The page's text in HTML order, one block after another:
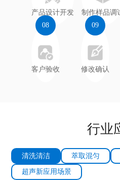
产品设计开发 制作样品调
08
客户验收
09
修改确认
行业
清洗清洁 萃取混匀
超声新应用场景